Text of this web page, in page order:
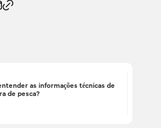
as informações técnicas de
de pesca?